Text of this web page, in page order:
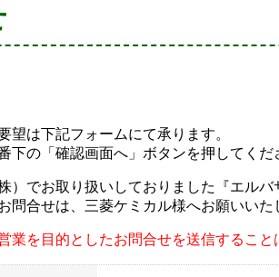
望は下記フォームにて承ります。
下の「確認画面へ」ボタンを押してくだ
）でお取り扱いしておりました『エル
問合せは、三菱ケミカル様へお願いいた
を目的としたお問合せを送信するこ